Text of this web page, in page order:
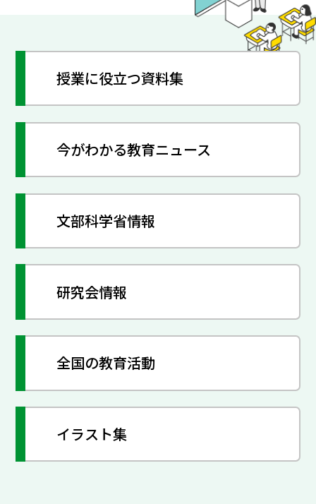
授業に役立つ資料集
今がわかる教育ニュース
文部科学省情報
研究会情報
全国の教育活動
イラスト集